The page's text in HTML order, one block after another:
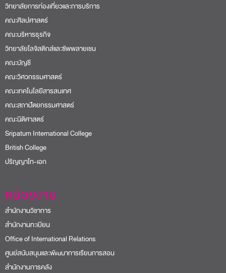
วิทยาลัยการท่องเที่ยวและการบริการ
คณะศิลปศาสตร์
คณะบริหารธุรกิจ
วิทยาลัยโลจิสติกส์และซัพพลายเชน
คณะบัญชี
คณะวิศวกรรมศาสตร์
คณะเทคโนโลยีสารสนเทศ
คณะสถาปัตยกรรมศาสตร์
คณะนิติศาสตร์
Sripatum International College
British College
ปริญญาโท-เอก
หน่วยงาน
สำนักงานวิชาการ
สำนักงานทะเบียน
Office of International Relations
ศูนย์สนับสนุนและพัฒนาการเรียนการสอน
สำนักงานการคลัง